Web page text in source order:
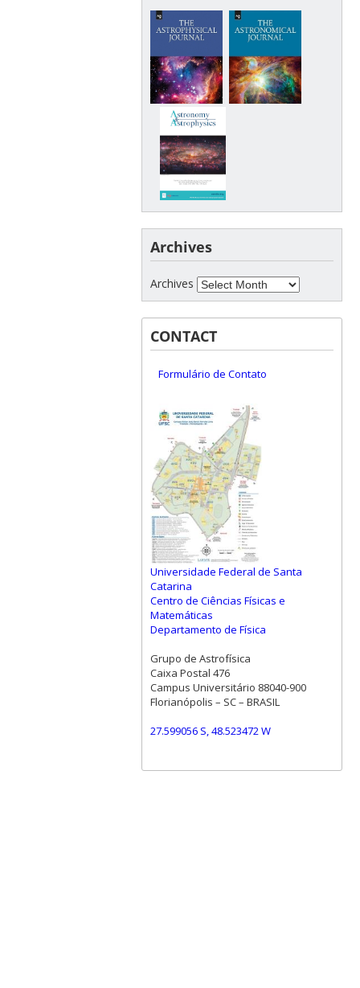
Archives
Archives
CONTACT
Formulário de Contato
Universidade Federal de Santa
Catarina
Centro de Ciências Físicas e
Matemáticas
Departamento de Física
Grupo de Astrofísica
Caixa Postal 476
Campus Universitário 88040-900
Florianópolis – SC – BRASIL
27.599056 S, 48.523472 W